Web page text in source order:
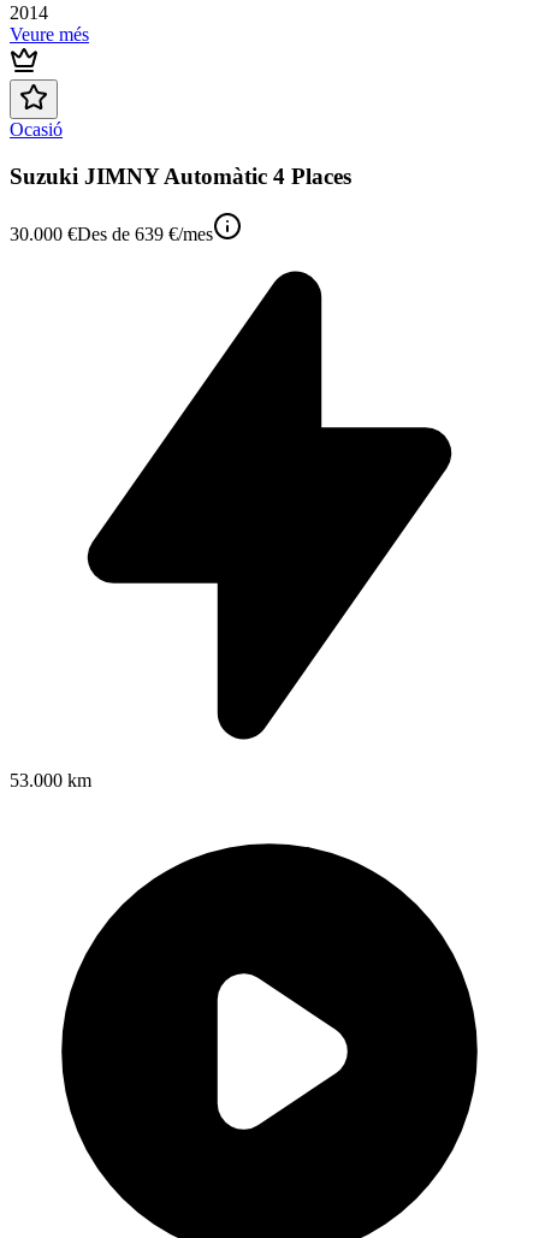
2014
Veure més
Ocasió
Suzuki JIMNY Automàtic 4 Places
30.000 €Des de 639 €/mes
53.000 km